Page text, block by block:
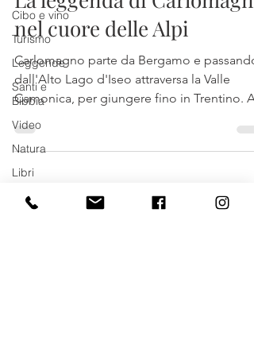
Cibo e vino
Turismo
Leggende
Santi e
Bibbia
Video
Natura
Libri
App
nel cuore delle Alpi
Carlomagno parte da Bergamo e passando
dall'Alto Lago d'Iseo attraversa la Valle
Camonica, per giungere fino in Trentino. Al
suo seguito...
©2015 - 2025